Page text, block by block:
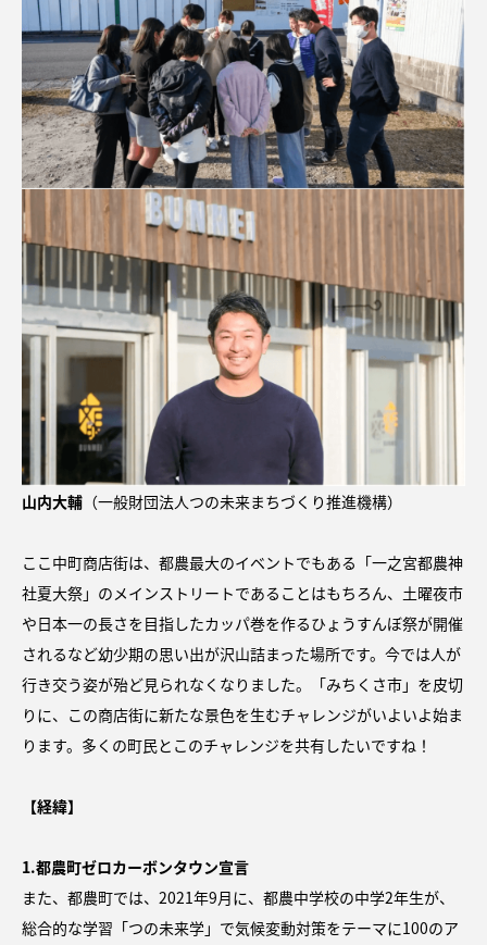
山内大輔 （一般財団法人つの未来まちづくり推進機構）
ここ中町商店街は、都農最大のイベントでもある「一之宮都農神
社夏大祭」のメインストリートであることはもちろん、土曜夜市
や日本一の長さを目指したカッパ巻を作るひょうすんぼ祭が開催
されるなど幼少期の思い出が沢山詰まった場所です。今では人が
行き交う姿が殆ど見られなくなりました。「みちくさ市」を皮切
りに、この商店街に新たな景色を生むチャレンジがいよいよ始ま
ります。多くの町民とこのチャレンジを共有したいですね！
【経緯】
1.都農町ゼロカーボンタウン宣言
また、都農町では、2021年9月に、都農中学校の中学2年生が、
総合的な学習「つの未来学」で気候変動対策をテーマに100のア